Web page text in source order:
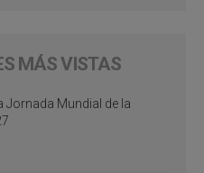
MÁS VISTAS
Jornada Mundial de la